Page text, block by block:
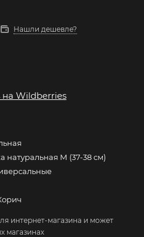
Нашли дешевле?
на Wildberries
натуральная М (37-38 см)
интернет-магазина и может
магазинах